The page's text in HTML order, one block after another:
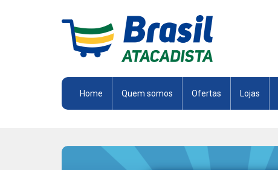
Brasil
Home Quem somos Ofertas Lojas